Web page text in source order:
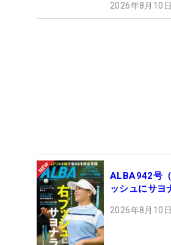
2026年8月10
ALBA942号
ッシュにサヨ
2026年8月10